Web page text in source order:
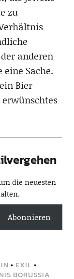
zu
anderen
Sache.
Bier
die neuesten
Abonnieren
• EXIL •
BORUSSIA